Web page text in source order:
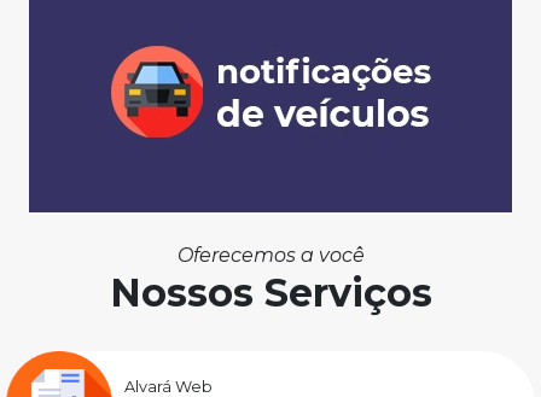
Oferecemos a você
Nossos Serviços
Alvará Web